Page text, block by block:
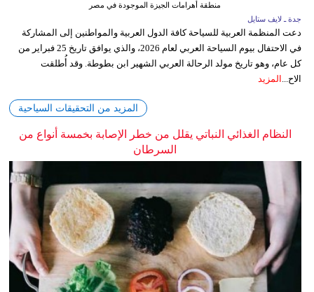
منطقة أهرامات الجيزة الموجودة في مصر
جدة ـ لايف ستايل
دعت المنظمة العربية للسياحة كافة الدول العربية والمواطنين إلى المشاركة
في الاحتفال بيوم السياحة العربي لعام 2026، والذي يوافق تاريخ 25 فبراير من
كل عام، وهو تاريخ مولد الرحالة العربي الشهير ابن بطوطة. وقد أُطلقت
الاح... المزيد
المزيد من التحقيقات السياحية
النظام الغذائي النباتي يقلل من خطر الإصابة بخمسة أنواع من
السرطان